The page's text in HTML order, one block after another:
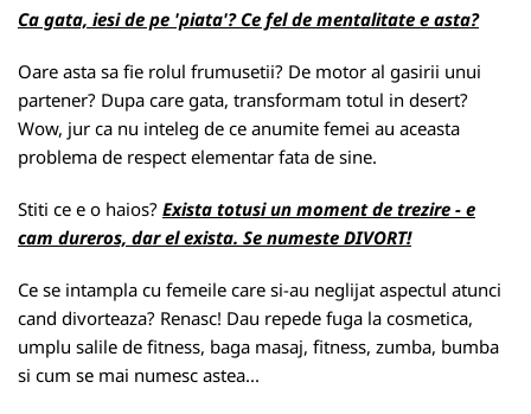
Ca gata, iesi de pe 'piata'? Ce fel de mentalitate e asta?
Oare asta sa fie rolul frumusetii? De motor al gasirii unui
partener? Dupa care gata, transformam totul in desert?
Wow, jur ca nu inteleg de ce anumite femei au aceasta
problema de respect elementar fata de sine.
Stiti ce e o haios? Exista totusi un moment de trezire - e
cam dureros, dar el exista. Se numeste DIVORT!
Ce se intampla cu femeile care si-au neglijat aspectul atunci
cand divorteaza? Renasc! Dau repede fuga la cosmetica,
umplu salile de fitness, baga masaj, fitness, zumba, bumba
si cum se mai numesc astea...